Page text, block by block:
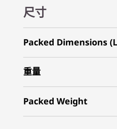
尺寸
Packed Dimensions
重量
Packed Weight